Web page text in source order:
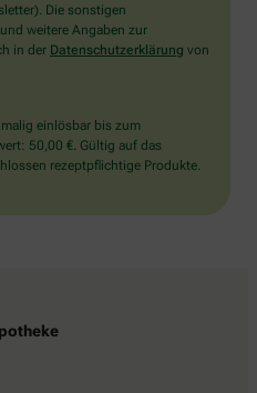
Die sonstigen
weitere Angaben zur
in der Datenschutzerklärung von
einlösbar bis zum
50,00 €. Gültig auf das
rezeptpflichtige Produkte.